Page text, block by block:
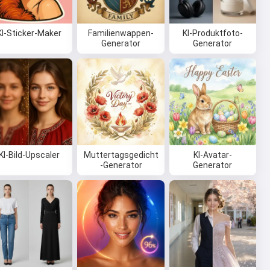
Sticker-Maker
Familienwappen-
Generator
KI-Produktfoto-
Generator
KI-Bild-Upscaler
Muttertagsgedicht
-Generator
KI-Avatar-
Generator